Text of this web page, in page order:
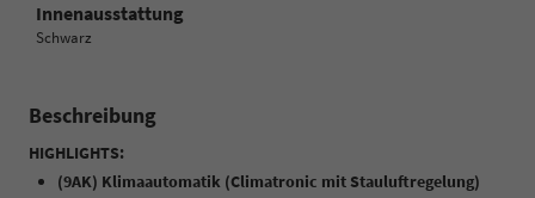
Innenausstattung
Schwarz
Beschreibung
HIGHLIGHTS:
(9AK) Klimaautomatik (Climatronic mit Stauluftregelung)